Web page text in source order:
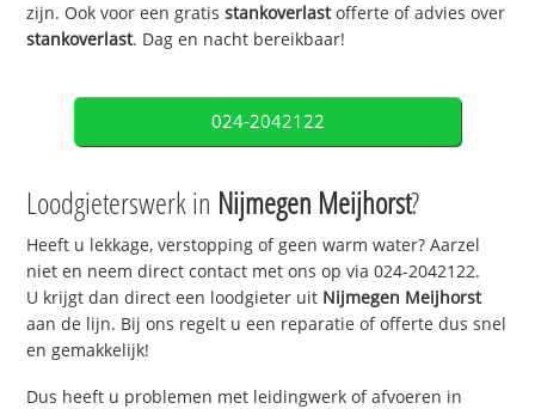
zijn. Ook voor een gratisstankoverlastofferte of advies over
stankoverlast. Dag en nacht bereikbaar!
024-2042122
Loodgieterswerk in Nijmegen Meijhorst?
Heeft u lekkage, verstopping of geen warm water? Aarzel
niet en neem direct contact met ons op via 024-2042122.
U krijgt dan direct een loodgieter uit Nijmegen Meijhorst
aan de lijn. Bij ons regelt u een reparatie of offerte dus snel
en gemakkelijk!
Dus heeft u problemen met leidingwerk of afvoeren in